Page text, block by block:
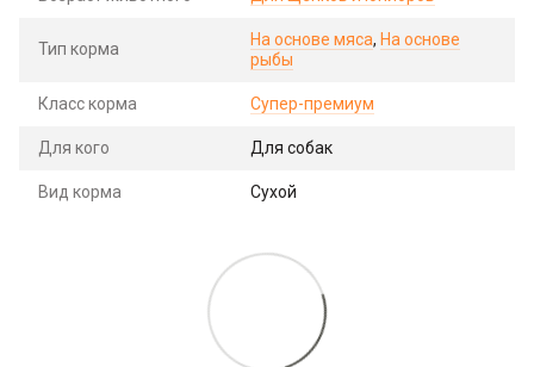
Тип корма На основе мяса, На основе
рыбы
Класс корма Супер-премиум
Для кого Для собак
Вид корма Сухой